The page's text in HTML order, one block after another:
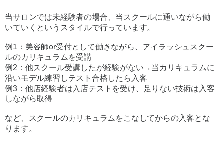
当サロンでは未経験者の場合、当スクールに通いながら働
いていくというスタイルで行っています。
例1：美容師or受付として働きながら、アイラッシュスクー
ルのカリキュラムを受講
例2：他スクール受講したが経験がない→当カリキュラムに
沿いモデル練習しテスト合格したら入客
例3：他店経験者は入店テストを受け、足りない技術は入客
しながら取得
など、スクールのカリキュラムをこなしてからの入客とな
ります。